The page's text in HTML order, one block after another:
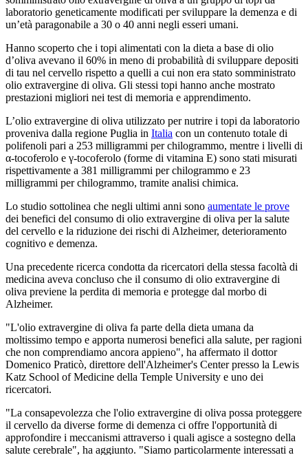
laboratorio geneticamente modificati per sviluppare la demenza e di
un’età paragonabile a 30 o 40 anni negli esseri umani.
Hanno scoperto che i topi alimentati con la dieta a base di olio
d’oliva avevano il 60% in meno di probabilità di sviluppare depositi
di tau nel cervello rispetto a quelli a cui non era stato somministrato
olio extravergine di oliva. Gli stessi topi hanno anche mostrato
prestazioni migliori nei test di memoria e apprendimento.
L’olio extravergine di oliva utilizzato per nutrire i topi da laboratorio
proveniva dalla regione Puglia in Italia con un contenuto totale di
polifenoli pari a 253 milligrammi per chilogrammo, mentre i livelli di
α-tocoferolo e γ-tocoferolo (forme di vitamina E) sono stati misurati
rispettivamente a 381 milligrammi per chilogrammo e 23
milligrammi per chilogrammo, tramite analisi chimica.
Lo studio sottolinea che negli ultimi anni sono aumentate le prove
dei benefici del consumo di olio extravergine di oliva per la salute
del cervello e la riduzione dei rischi di Alzheimer, deterioramento
cognitivo e demenza.
Una precedente ricerca condotta da ricercatori della stessa facoltà di
medicina aveva concluso che il consumo di olio extravergine di
oliva previene la perdita di memoria e protegge dal morbo di
Alzheimer.
"L'olio extravergine di oliva fa parte della dieta umana da
moltissimo tempo e apporta numerosi benefici alla salute, per ragioni
che non comprendiamo ancora appieno", ha affermato il dottor
Domenico Praticò, direttore dell'Alzheimer's Center presso la Lewis
Katz School of Medicine della Temple University e uno dei
ricercatori.
"La consapevolezza che l'olio extravergine di oliva possa proteggere
il cervello da diverse forme di demenza ci offre l'opportunità di
approfondire i meccanismi attraverso i quali agisce a sostegno della
salute cerebrale", ha aggiunto. "Siamo particolarmente interessati a